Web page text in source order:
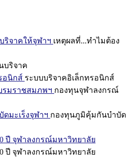
ริจาคให้จุฬาฯ เหตุผลที่...ทำไมต้อง
บริจาค
อนิกส์ ระบบบริจาคอิเล็กทรอนิกส์
รมราชสมภพฯ กองทุนจุฬาลงกรณ์
มะเร็งจุฬาฯ กองทุนภูมิคุ้มกันบำบัด
ปี จุฬาลงกรณ์มหาวิทยาลัย
ปี จุฬาลงกรณ์มหาวิทยาลัย